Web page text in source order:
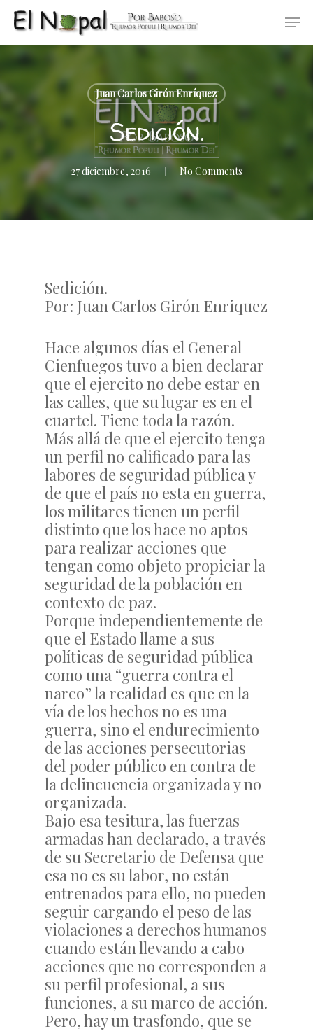
Skip
main
content
Juan Carlos Girón Enríquez
Sedición.
27 diciembre, 2016 No Comments
Sedición.
Por: Juan Carlos Girón Enriquez
Hace algunos días el General
Cienfuegos tuvo a bien declarar
que el ejercito no debe estar en
las calles, que su lugar es en el
cuartel. Tiene toda la razón.
Más allá de que el ejercito tenga
un perfil no calificado para las
labores de seguridad pública y
de que el país no esta en guerra,
los militares tienen un perfil
distinto que los hace no aptos
para realizar acciones que
tengan como objeto propiciar la
seguridad de la población en
contexto de paz.
Porque independientemente de
que el Estado llame a sus
políticas de seguridad pública
como una “guerra contra el
narco” la realidad es que en la
vía de los hechos no es una
guerra, sino el endurecimiento
de las acciones persecutorias
del poder público en contra de
la delincuencia organizada y no
organizada.
Bajo esa tesitura, las fuerzas
armadas han declarado, a través
de su Secretario de Defensa que
esa no es su labor, no están
entrenados para ello, no pueden
seguir cargando el peso de las
violaciones a derechos humanos
cuando están llevando a cabo
acciones que no corresponden a
su perfil profesional, a sus
funciones, a su marco de acción.
Pero, hay un trasfondo, que se